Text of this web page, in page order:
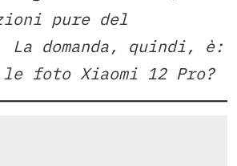
pure del
La domanda, quindi, è:
le foto Xiaomi 12 Pro?